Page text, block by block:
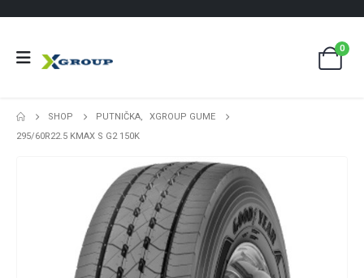
0
SHOP PUTNIČKA,
XGROUP GUME
295/60R22.5 KMAX S G2 150K